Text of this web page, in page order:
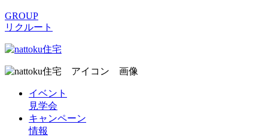
GROUP
リクルート
イベント
見学会
キャンペーン
情報